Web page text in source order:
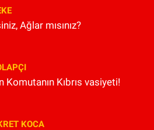
Ağlar mısınız?
Komutanın Kıbrıs vasiyeti!
KOCA